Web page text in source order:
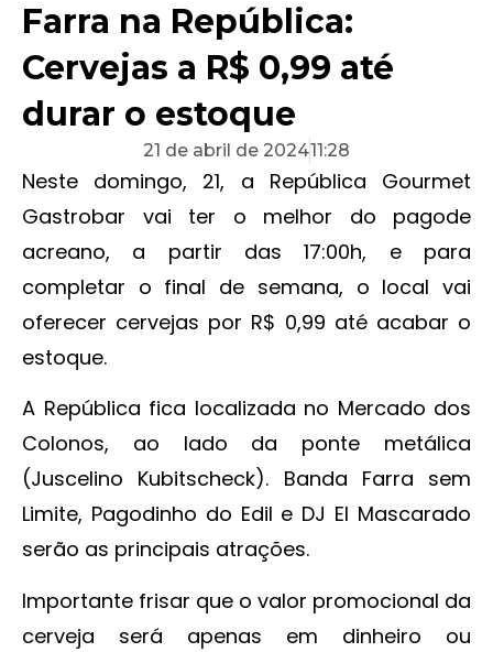
Farra na República:
Cervejas a R$ 0,99 até
durar o estoque
21 de abril de 202411:28
Neste domingo, 21, a República Gourmet
Gastrobar vai ter o melhor do pagode
acreano, a partir das 17:00h, e para
completar o final de semana, o local vai
oferecer cervejas por R$ 0,99 até acabar o
estoque.
A República fica localizada no Mercado dos
Colonos, ao lado da ponte metálica
(Juscelino Kubitscheck). Banda Farra sem
Limite, Pagodinho do Edil e DJ El Mascarado
serão as principais atrações.
Importante frisar que o valor promocional da
cerveja será apenas em dinheiro ou